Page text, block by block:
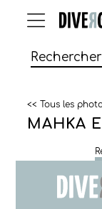
<< Tous les
MAHKA